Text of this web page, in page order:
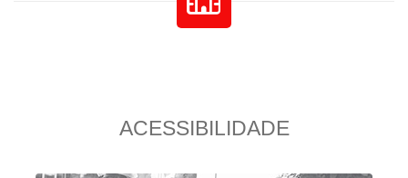
ACESSIBILIDADE